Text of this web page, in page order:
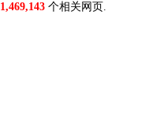
1,469,143 个相关网页.